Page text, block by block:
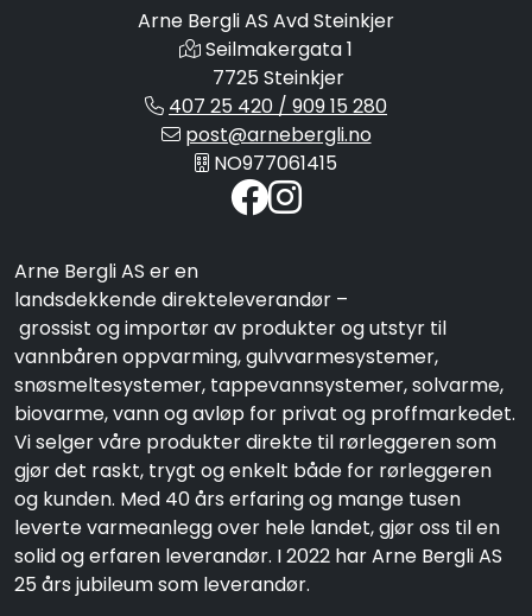
Arne Bergli AS Avd Steinkjer
Seilmakergata 1
7725 Steinkjer
407 25 420 / 909 15 280
post@arnebergli.no
NO977061415
Arne Bergli AS er en
landsdekkende direkteleverandør –
grossist og importør av produkter og utstyr til
vannbåren oppvarming, gulvvarmesystemer,
snøsmeltesystemer, tappevannsystemer, solvarme,
biovarme, vann og avløp for privat og proffmarkedet.
Vi selger våre produkter direkte til rørleggeren som
gjør det raskt, trygt og enkelt både for rørleggeren
og kunden. Med 40 års erfaring og mange tusen
leverte varmeanlegg over hele landet, gjør oss til en
solid og erfaren leverandør. I 2022 har Arne Bergli AS
25 års jubileum som leverandør.